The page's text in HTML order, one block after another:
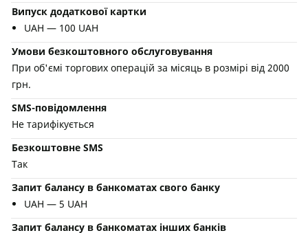
Випуск додаткової картки
UAH — 100 UAH
Умови безкоштовного обслуговування
При об'ємі торгових операцій за місяць в розмірі від 2000
грн.
SMS-повідомлення
Не тарифікується
Безкоштовне SMS
Так
Запит балансу в банкоматах свого банку
UAH — 5 UAH
Запит балансу в банкоматах інших банків